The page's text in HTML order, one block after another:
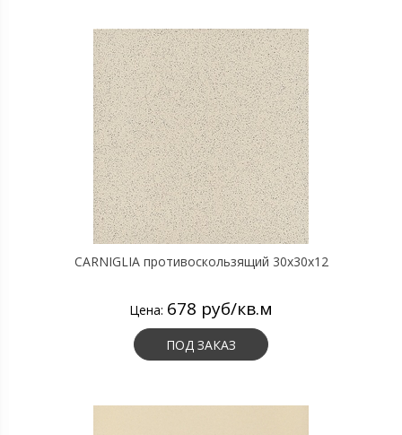
CARNIGLIA противоскользящий 30х30х12
Цена: 678 руб/кв.м
ПОД ЗАКАЗ